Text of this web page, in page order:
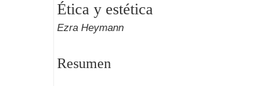
Ética y estética
Ezra Heymann
Resumen